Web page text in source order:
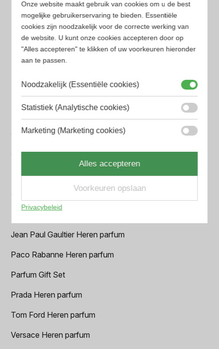
Amouage Heren parfum
Aramis Heren parfum
Armani Heren parfum
BALR. Heren parfum
BVLGARI Heren parfum
Chanel Heren parfum
Creed heren parfum
Dior Heren parfum
Hugo Boss Heren parfum
Jean Paul Gaultier Heren parfum
Paco Rabanne Heren parfum
Parfum Gift Set
Prada Heren parfum
Tom Ford Heren parfum
Versace Heren parfum
Onze website maakt gebruik van cookies om u de best
mogelijke gebruikerservaring te bieden. Essentiële
cookies zijn noodzakelijk voor de correcte werking van
de website. U kunt onze cookies accepteren door op
"Alles accepteren" te klikken of uw voorkeuren hieronder
aan te passen.
Noodzakelijk (Essentiële cookies)
Statistiek (Analytische cookies)
Marketing (Marketing cookies)
Alles accepteren
Voorkeuren opslaan
Privacybeleid